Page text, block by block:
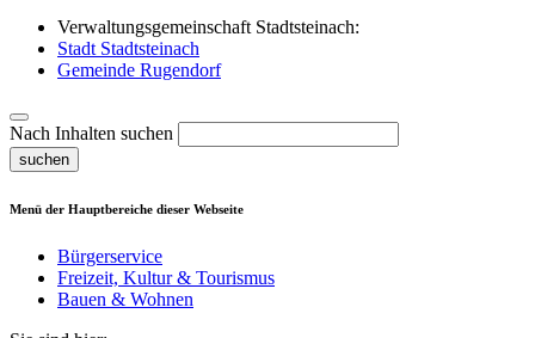
Verwaltungsgemeinschaft Stadtsteinach:
Stadt Stadtsteinach
Gemeinde Rugendorf
Nach Inhalten suchen
suchen
Menü der Hauptbereiche dieser Webseite
Bürgerservice
Freizeit, Kultur & Tourismus
Bauen & Wohnen